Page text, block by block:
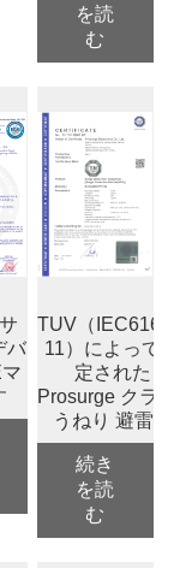
を読
む
バ
TUV（
11）によって認
定された
Prosurge クラ
うねり 避雷器
続き
を読
む